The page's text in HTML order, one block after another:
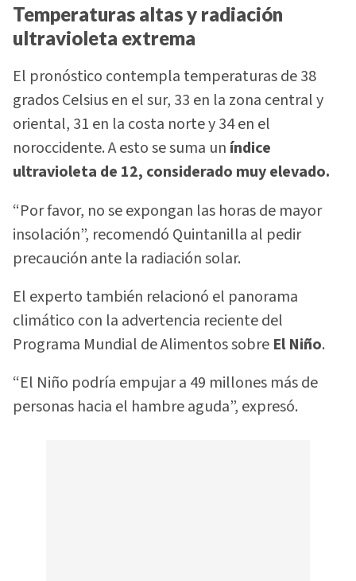
Temperaturas altas y radiación
ultravioleta extrema
El pronóstico contempla temperaturas de 38
grados Celsius en el sur, 33 en la zona central y
oriental, 31 en la costa norte y 34 en el
noroccidente. A esto se suma un índice
ultravioleta de 12, considerado muy elevado.
“Por favor, no se expongan las horas de mayor
insolación”, recomendó Quintanilla al pedir
precaución ante la radiación solar.
El experto también relacionó el panorama
climático con la advertencia reciente del
Programa Mundial de Alimentos sobre El Niño.
“El Niño podría empujar a 49 millones más de
personas hacia el hambre aguda”, expresó.